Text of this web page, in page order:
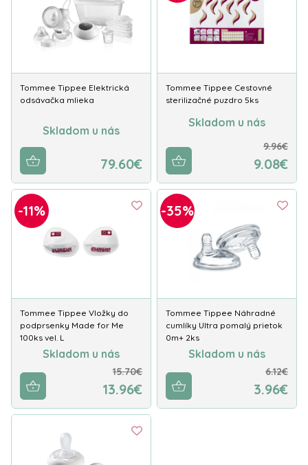
Tommee Tippee Elektrická
odsávačka mlieka
Skladom u nás
79.60€
Tommee Tippee Cestovné
sterilizačné puzdro 5ks
Skladom u nás
9.96€
9.08€
-11%
Tommee Tippee Vložky do
podprsenky Made for Me
100ks vel. L
Skladom u nás
15.70€
13.96€
-35%
Tommee Tippee Náhradné
cumlíky Ultra pomalý prietok
0m+ 2ks
Skladom u nás
6.12€
3.96€